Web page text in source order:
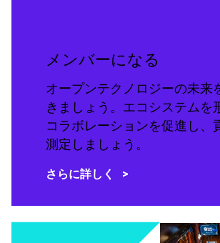
メンバーになる
オープンテクノロジーの未来
きましょう。エコシステムを
コラボレーションを促進し、
測定しましょう。
さらに詳しく